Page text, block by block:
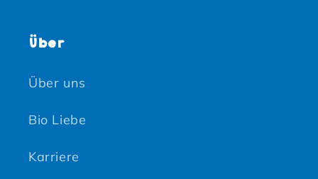
Über
Über uns
Bio Liebe
Karriere